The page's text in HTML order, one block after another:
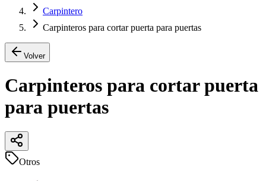
Carpintero
Carpinteros para cortar puerta para puertas
Volver
Carpinteros para cortar puerta
para puertas
Otros